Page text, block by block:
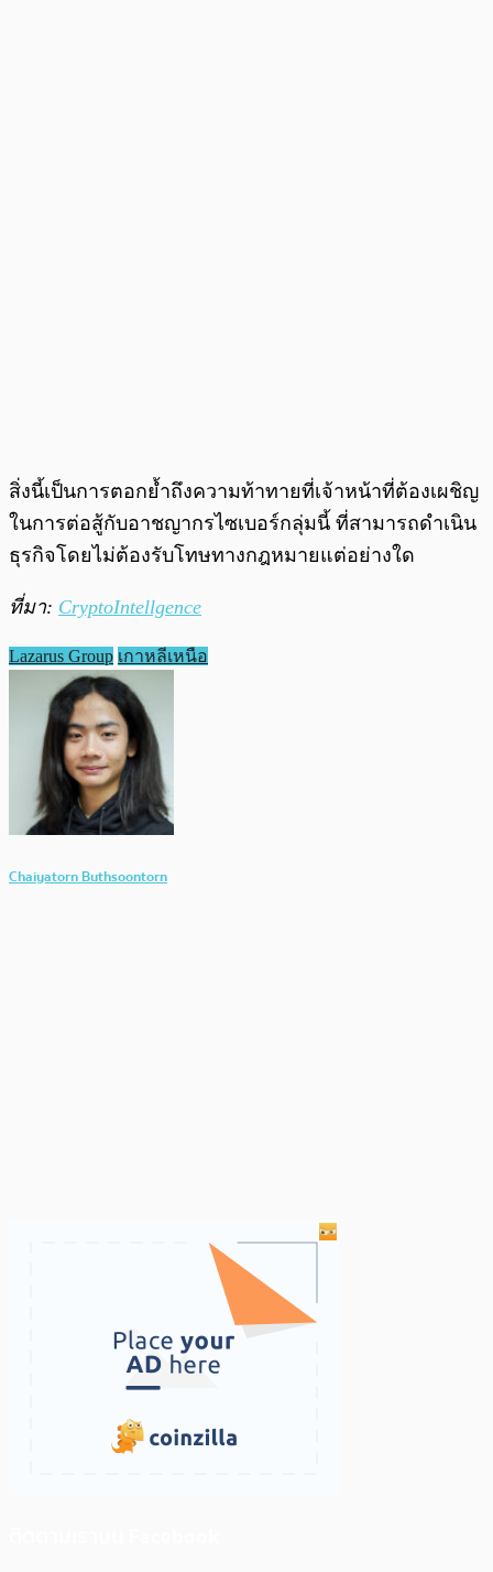
สิ่งนี้เป็นการตอกย้ำถึงความท้าทายที่เจ้าหน้าที่ต้องเผชิญ
ในการต่อสู้กับอาชญากรไซเบอร์กลุ่มนี้ ที่สามารถดำเนิน
ธุรกิจโดยไม่ต้องรับโทษทางกฎหมายแต่อย่างใด
ที่มา: CryptoIntellgence
Lazarus Group เกาหลีเหนือ
Chaiyatorn Buthsoontorn